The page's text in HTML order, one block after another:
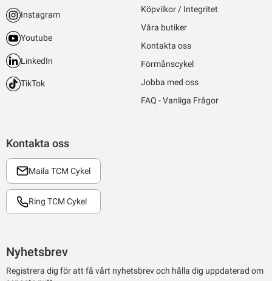
Kontakta oss
Maila TCM Cykel
Ring TCM Cykel
Instagram
Youtube
LinkedIn
TikTok
Köpvilkor / Integritet
Våra butiker
Kontakta oss
Förmånscykel
Jobba med oss
FAQ - Vanliga Frågor
Nyhetsbrev
Registrera dig för att få vårt nyhetsbrev och hålla dig uppdaterad om